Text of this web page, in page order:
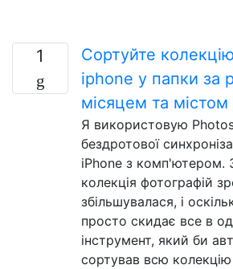
1
Сортуйте
iphone у папки за
місяцем та містом
Я використовую
бездротової
iPhone з комп'ютером.
колекція фотографій
збільшувалася, і
просто скидає все в
інструмент, який би
сортував всю